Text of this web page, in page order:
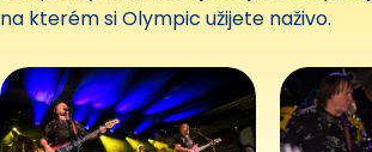
na kterém si Olympic užijete naživo.